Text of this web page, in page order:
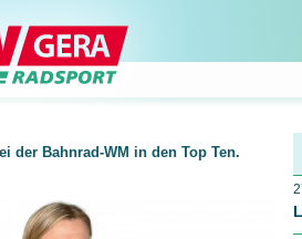
der Bahnrad-WM in den Top Ten.